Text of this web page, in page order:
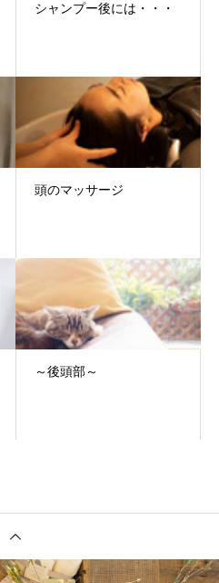
シャンプー後には・・・
頭のマッサージ
～後頭部～